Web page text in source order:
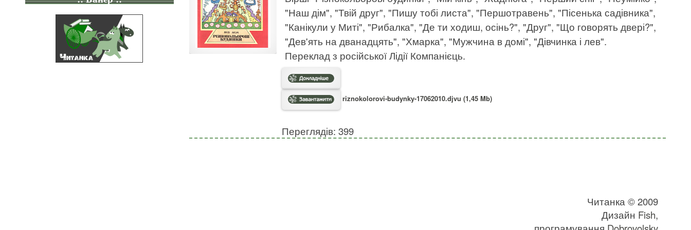
"Наш дім", "Твій друг", "Пишу тобі листа", "Першотравень", "Пісенька садівника",
"Канікули у Миті", "Рибалка", "Де ти ходиш, осінь?", "Друг", "Що говорять двері?",
"Дев'ять на дванадцять", "Хмарка", "Мужчина в домі", "Дівчинка і лев".
Переклад з російської Лідії Компанієць.
riznokolorovi-budynky-17062010.djvu (1,45 Mb)
Переглядів: 399
Читанка © 2009
Дизайн Fish,